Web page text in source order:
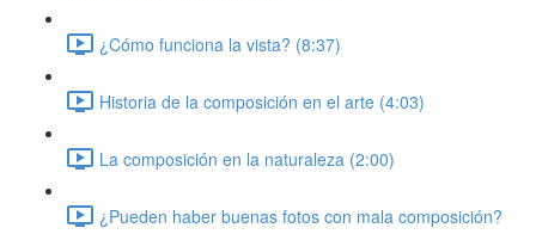
¿Cómo funciona la vista? (8:37)
Historia de la composición en el arte (4:03)
La composición en la naturaleza (2:00)
¿Pueden haber buenas fotos con mala composición?